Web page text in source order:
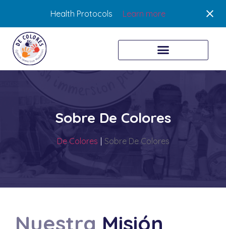
Health Protocols Learn more
Sobre De Colores
De Colores Sobre De Colores
Nuestra Misión